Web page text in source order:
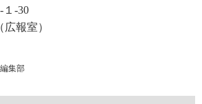
１-30
報室）
集部